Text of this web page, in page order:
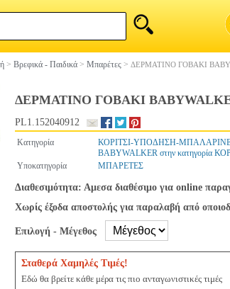
> Βρεφικά - Παιδικά > Μπαρέτες > ΔΕΡΜΑΤΙΝΟ ΓΟΒΑΚΙ
ΔΕΡΜΑΤΙΝΟ ΓΟΒΑΚΙ
PL1.152040912
Κατηγορία ΚΟΡΙΤΣΙ-ΥΠΟΔΗΣΗ-
BABYWALKER στην
Υποκατηγορία
ΜΠΑΡΕΤΕΣ
Διαθεσιμότητα: Αμεσα διαθέσιμο για online
Χωρίς έξοδα αποστολής για παραλαβή από
Επιλογή - Μέγεθος
Σταθερά Χαμηλές Τιμές!
Εδώ θα βρείτε κάθε μέρα τις πιο ανταγωνιστικές τιμές